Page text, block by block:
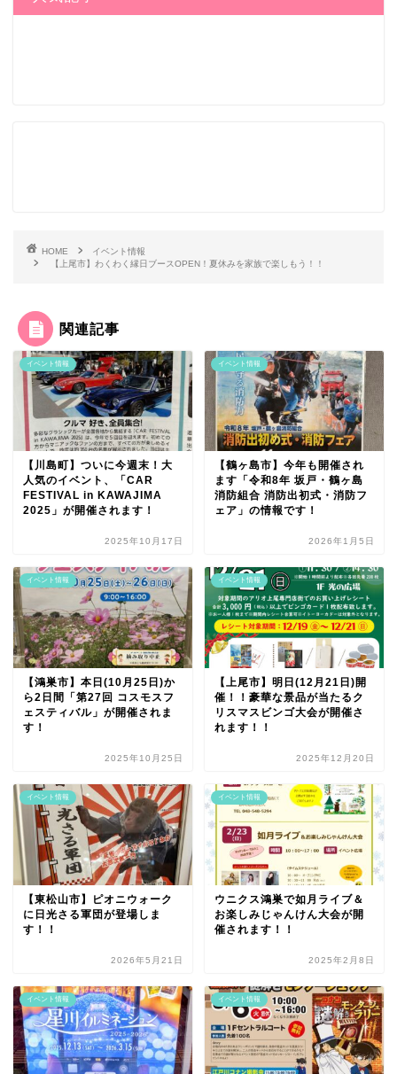
HOME
イベント情報
【上尾市】わくわく縁日ブースOPEN！夏休みを家族で楽しもう！！
関連記事
イベント情報
【川島町】ついに今週末！大
人気のイベント、「CAR
FESTIVAL in KAWAJIMA
2025」が開催されます！
2025年10月17日
イベント情報
【鶴ヶ島市】今年も開催され
ます「令和8年 坂戸・鶴ヶ島
消防組合 消防出初式・消防フ
ェア」の情報です！
2026年1月5日
イベント情報
【鴻巣市】本日(10月25日)か
ら2日間「第27回 コスモスフ
ェスティバル」が開催されま
す！
2025年10月25日
イベント情報
【上尾市】明日(12月21日)開
催！！豪華な景品が当たるク
リスマスビンゴ大会が開催さ
れます！！
2025年12月20日
イベント情報
【東松山市】ピオニウォーク
に日光さる軍団が登場しま
す！！
2026年5月21日
イベント情報
ウニクス鴻巣で如月ライブ＆
お楽しみじゃんけん大会が開
催されます！！
2025年2月8日
イベント情報 イベント情報